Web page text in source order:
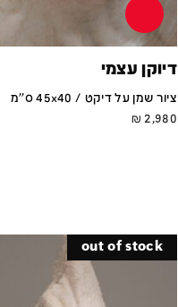
דיוקן עצמי
ציור שמן על דיקט / 45x40 ס''מ
2,980
₪
out of stock